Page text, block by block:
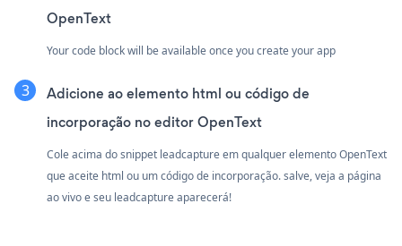
OpenText
Your code block will be available once you create your app
Adicione ao elemento html ou código de
incorporação no editor OpenText
Cole acima do snippet leadcapture em qualquer elemento OpenText
que aceite html ou um código de incorporação. salve, veja a página
ao vivo e seu leadcapture aparecerá!